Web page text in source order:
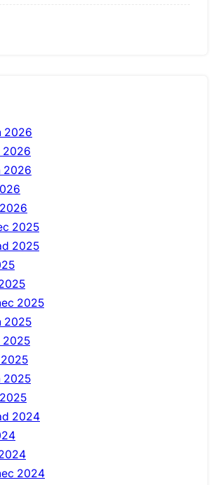
2026
2026
2026
2025
2025
2025
2025
2025
2025
2024
2024